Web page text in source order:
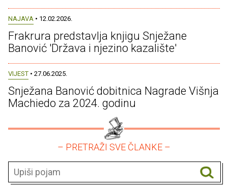
NAJAVA • 12.02.2026.
Frakrura predstavlja knjigu Snježane
Banović 'Država i njezino kazalište'
VIJEST • 27.06.2025.
Snježana Banović dobitnica Nagrade Višnja
Machiedo za 2024. godinu
– PRETRAŽI SVE ČLANKE –